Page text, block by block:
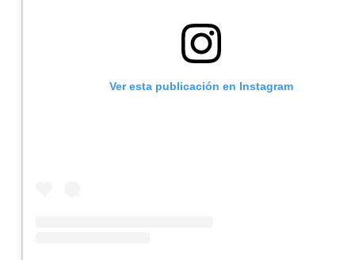
Ver esta publicación en Instagram